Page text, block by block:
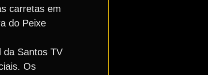
carretas em
do Peixe
da Santos TV
Os